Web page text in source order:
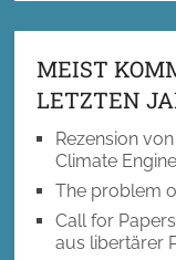
MEIST
LETZTEN
Rezension
Climate
The problem
Call for
aus libertärer